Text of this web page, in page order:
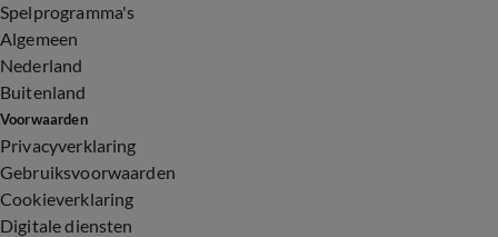
Spelprogramma's
Algemeen
Nederland
Buitenland
Voorwaarden
Privacyverklaring
Gebruiksvoorwaarden
Cookieverklaring
Digitale diensten